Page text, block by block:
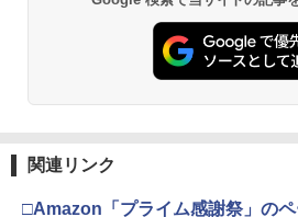
関連リンク
□Amazon「プライム感謝祭」の